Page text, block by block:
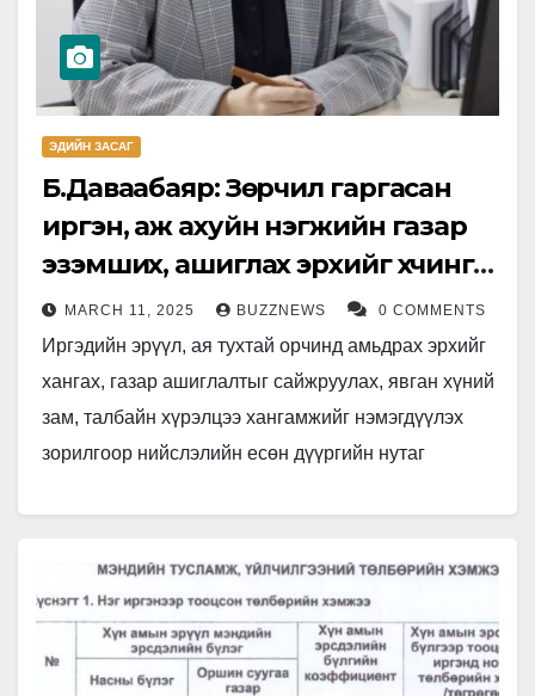
ЭДИЙН ЗАСАГ
Б.Даваабаяр: Зөрчил гаргасан
иргэн, аж ахуйн нэгжийн газар
эзэмших, ашиглах эрхийг хүчингүй
болгоно
MARCH 11, 2025 BUZZNEWS 0 COMMENTS
Иргэдийн эрүүл, ая тухтай орчинд амьдрах эрхийг
хангах, газар ашиглалтыг сайжруулах, явган хүний
зам, талбайн хүрэлцээ хангамжийг нэмэгдүүлэх
зорилгоор нийслэлийн есөн дүүргийн нутаг